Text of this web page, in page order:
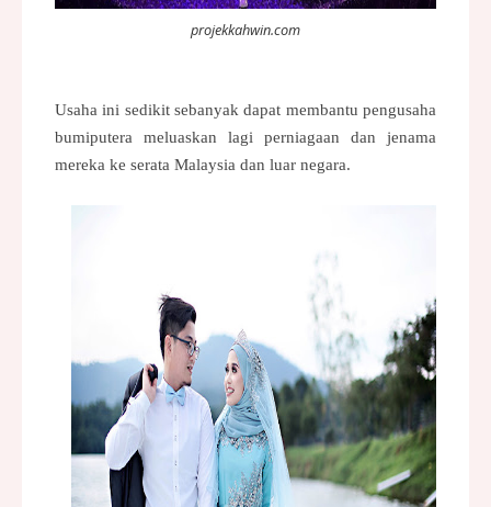
projekkahwin.com
Usaha ini sedikit sebanyak dapat membantu pengusaha
bumiputera meluaskan lagi perniagaan dan jenama
mereka ke serata Malaysia dan luar negara.